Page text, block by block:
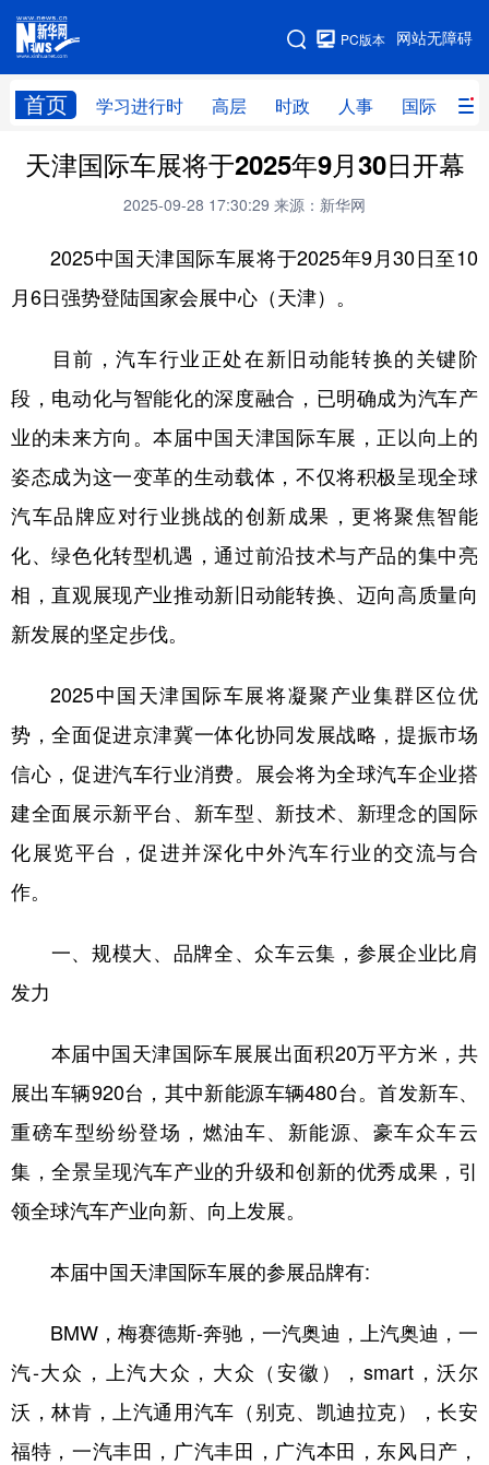
网站无障碍
PC版本
首页 学习进行时 高层 时政 人事 国际 财
网站地图
学习进行时 高层 时政 人事
财经 网评
台湾 思客智库 全球连线 教育
科技 科创 量子
文化 书画 健康 军事
访谈 视频 图片 政务
法律 中央文件 金融 汽车
食品 人居 信息化 数字经济
学术中国 乡村振兴 溯源中国
彩票
北京 天津 河北 山西
陕西 青海 宁夏
新疆 内蒙古 黑龙江
Русский язык 日本語 한국어
Deutsch Português
天津国际车展将于2025年9月30日开幕
2025-09-28 17:30:29 来源：新华网
2025中国天津国际车展将于2025年9月30日至10
月6日强势登陆国家会展中心（天津）。
目前，汽车行业正处在新旧动能转换的关键阶
段，电动化与智能化的深度融合，已明确成为汽车产
业的未来方向。本届中国天津国际车展，正以向上的
姿态成为这一变革的生动载体，不仅将积极呈现全球
汽车品牌应对行业挑战的创新成果，更将聚焦智能
化、绿色化转型机遇，通过前沿技术与产品的集中亮
相，直观展现产业推动新旧动能转换、迈向高质量向
新发展的坚定步伐。
2025中国天津国际车展将凝聚产业集群区位优
势，全面促进京津冀一体化协同发展战略，提振市场
信心，促进汽车行业消费。展会将为全球汽车企业搭
建全面展示新平台、新车型、新技术、新理念的国际
化展览平台，促进并深化中外汽车行业的交流与合
作。
一、规模大、品牌全、众车云集，参展企业比肩
发力
本届中国天津国际车展展出面积20万平方米，共
展出车辆920台，其中新能源车辆480台。首发新车、
重磅车型纷纷登场，燃油车、新能源、豪车众车云
集，全景呈现汽车产业的升级和创新的优秀成果，引
领全球汽车产业向新、向上发展。
本届中国天津国际车展的参展品牌有:
BMW，梅赛德斯-奔驰，一汽奥迪，上汽奥迪，一
汽-大众，上汽大众，大众（安徽），smart，沃尔
沃，林肯，上汽通用汽车（别克、凯迪拉克），长安
福特，一汽丰田，广汽丰田，广汽本田，东风日产，